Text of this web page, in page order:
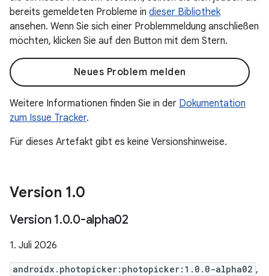
bereits gemeldeten Probleme in dieser Bibliothek
ansehen. Wenn Sie sich einer Problemmeldung anschließen
möchten, klicken Sie auf den Button mit dem Stern.
Neues Problem melden
Weitere Informationen finden Sie in der Dokumentation
zum Issue Tracker.
Für dieses Artefakt gibt es keine Versionshinweise.
Version 1.0
Version 1.0.0-alpha02
1. Juli 2026
androidx.photopicker:photopicker:1.0.0-alpha02 ,